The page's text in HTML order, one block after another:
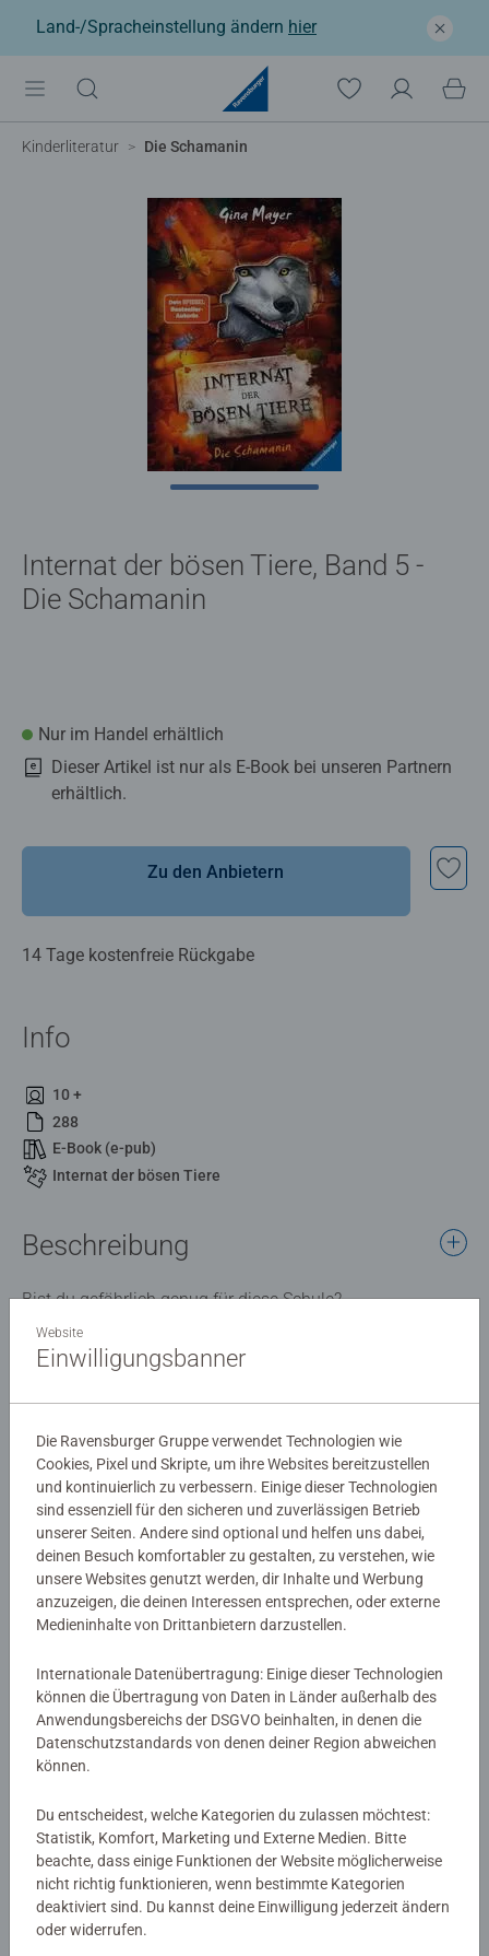
Land-/Spracheinstellung ändern hier
Kinderliteratur Die Schamanin
Internat der bösen Tiere, Band 5 -
Die Schamanin
Nur im Handel erhältlich
Dieser Artikel ist nur als E-Book bei unseren Partnern
erhältlich.
Zu den Anbietern
14 Tage kostenfreie Rückgabe
Info
10 +
288
E-Book (e-pub)
Internat der bösen Tiere
Beschreibung
Bist du gefährlich genug für diese Schule?
Details
EAN:
9783473511204
ISBN:
978-3-473-51120-4
Warnhinweise und Herstellerinformation
Noch keine Bewertungen
0/0
Richtlinien für Bewertungen
Website
Einwilligungsbanner
Die Ravensburger Gruppe verwendet Technologien wie
Cookies, Pixel und Skripte, um ihre Websites bereitzustellen
und kontinuierlich zu verbessern. Einige dieser Technologien
sind essenziell für den sicheren und zuverlässigen Betrieb
unserer Seiten. Andere sind optional und helfen uns dabei,
deinen Besuch komfortabler zu gestalten, zu verstehen, wie
unsere Websites genutzt werden, dir Inhalte und Werbung
anzuzeigen, die deinen Interessen entsprechen, oder externe
Medieninhalte von Drittanbietern darzustellen.
Internationale Datenübertragung: Einige dieser Technologien
können die Übertragung von Daten in Länder außerhalb des
Anwendungsbereichs der DSGVO beinhalten, in denen die
Datenschutzstandards von denen deiner Region abweichen
können.
Du entscheidest, welche Kategorien du zulassen möchtest:
Statistik, Komfort, Marketing und Externe Medien. Bitte
beachte, dass einige Funktionen der Website möglicherweise
nicht richtig funktionieren, wenn bestimmte Kategorien
deaktiviert sind. Du kannst deine Einwilligung jederzeit ändern
oder widerrufen.